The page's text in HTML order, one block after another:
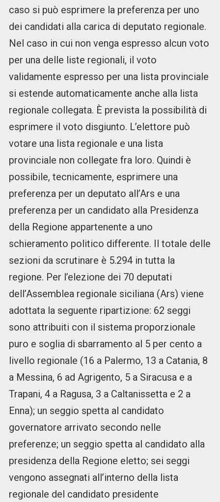
caso si può esprimere la preferenza per uno
dei candidati alla carica di deputato regionale.
Nel caso in cui non venga espresso alcun voto
per una delle liste regionali, il voto
validamente espresso per una lista provinciale
si estende automaticamente anche alla lista
regionale collegata. È prevista la possibilità di
esprimere il voto disgiunto. L’elettore può
votare una lista regionale e una lista
provinciale non collegate fra loro. Quindi è
possibile, tecnicamente, esprimere una
preferenza per un deputato all’Ars e una
preferenza per un candidato alla Presidenza
della Regione appartenente a uno
schieramento politico differente. Il totale delle
sezioni da scrutinare è 5.294 in tutta la
regione. Per l’elezione dei 70 deputati
dell’Assemblea regionale siciliana (Ars) viene
adottata la seguente ripartizione: 62 seggi
sono attribuiti con il sistema proporzionale
puro e soglia di sbarramento al 5 per cento a
livello regionale (16 a Palermo, 13 a Catania, 8
a Messina, 6 ad Agrigento, 5 a Siracusa e a
Trapani, 4 a Ragusa, 3 a Caltanissetta e 2 a
Enna); un seggio spetta al candidato
governatore arrivato secondo nelle
preferenze; un seggio spetta al candidato alla
presidenza della Regione eletto; sei seggi
vengono assegnati all’interno della lista
regionale del candidato presidente